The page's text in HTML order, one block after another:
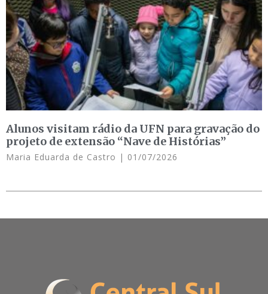
Alunos visitam rádio da UFN para gravação do
projeto de extensão “Nave de Histórias”
Maria Eduarda de Castro 01/07/2026